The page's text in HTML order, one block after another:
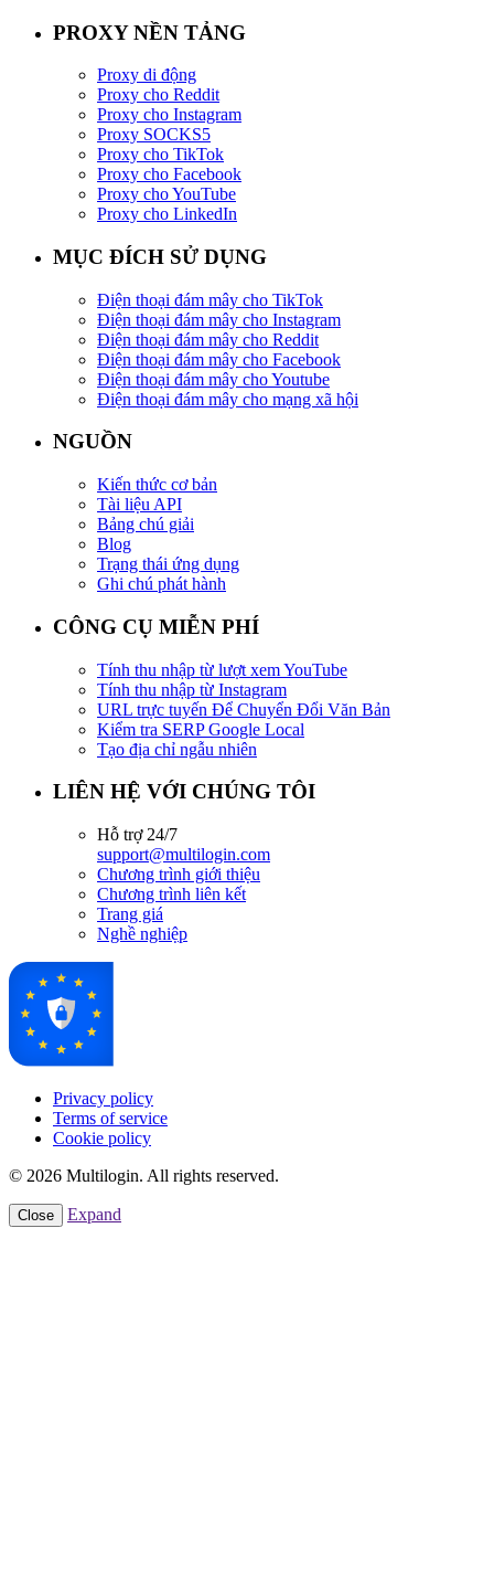
PROXY NỀN TẢNG
Proxy di động
Proxy cho Reddit
Proxy cho Instagram
Proxy SOCKS5
Proxy cho TikTok
Proxy cho Facebook
Proxy cho YouTube
Proxy cho LinkedIn
MỤC ĐÍCH SỬ DỤNG
Điện thoại đám mây cho TikTok
Điện thoại đám mây cho Instagram
Điện thoại đám mây cho Reddit
Điện thoại đám mây cho Facebook
Điện thoại đám mây cho Youtube
Điện thoại đám mây cho mạng xã hội
NGUỒN
Kiến thức cơ bản
Tài liệu API
Bảng chú giải
Blog
Trạng thái ứng dụng
Ghi chú phát hành
CÔNG CỤ MIỄN PHÍ
Tính thu nhập từ lượt xem YouTube
Tính thu nhập từ Instagram
URL trực tuyến Để Chuyển Đổi Văn Bản
Kiểm tra SERP Google Local
Tạo địa chỉ ngẫu nhiên
LIÊN HỆ VỚI CHÚNG TÔI
Hỗ trợ 24/7
support@multilogin.com
Chương trình giới thiệu
Chương trình liên kết
Trang giá
Nghề nghiệp
Privacy policy
Terms of service
Cookie policy
© 2026 Multilogin. All rights reserved.
Close Expand